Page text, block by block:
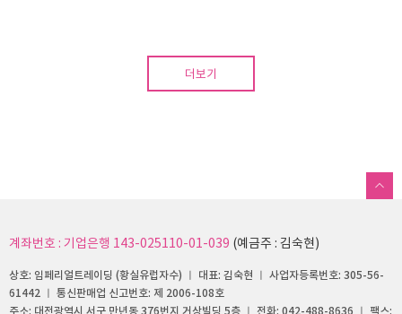
더보기
계좌번호 : 기업은행 143-025110-01-039 (예금주 : 김숙현)
상호: 임페리얼트레이딩 (황실유럽자수) ㅣ 대표: 김숙현 ㅣ 사업자등록번호: 305-56-
61442 ㅣ 통신판매업 신고번호: 제 2006-108호
주소: 대전광역시 서구 만년동 376번지 거상빌딩 5층 ㅣ 전화: 042-488-8636 ㅣ 팩스: